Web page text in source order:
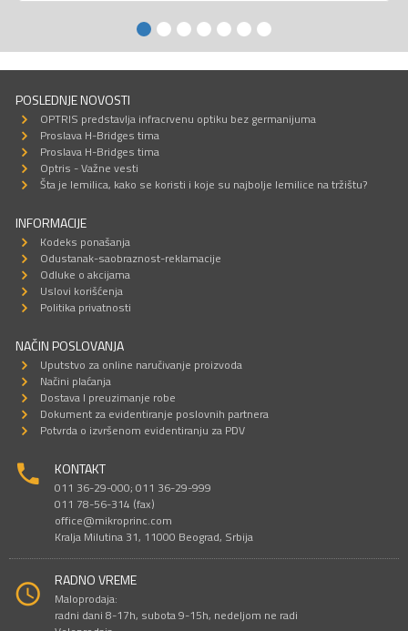
POSLEDNJE NOVOSTI
OPTRIS predstavlja infracrvenu optiku bez germanijuma
Proslava H-Bridges tima
Proslava H-Bridges tima
Optris - Važne vesti
Šta je lemilica, kako se koristi i koje su najbolje lemilice na tržištu?
INFORMACIJE
Kodeks ponašanja
Odustanak-saobraznost-reklamacije
Odluke o akcijama
Uslovi korišćenja
Politika privatnosti
NAČIN POSLOVANJA
Uputstvo za online naručivanje proizvoda
Načini plaćanja
Dostava I preuzimanje robe
Dokument za evidentiranje poslovnih partnera
Potvrda o izvršenom evidentiranju za PDV
KONTAKT
011 36-29-000; 011 36-29-999
011 78-56-314 (fax)
office@mikroprinc.com
Kralja Milutina 31, 11000 Beograd, Srbija
RADNO VREME
Maloprodaja:
radni dani 8-17h, subota 9-15h, nedeljom ne radi